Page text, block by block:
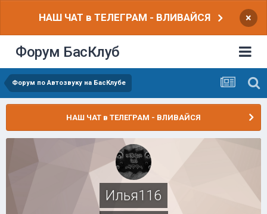
НАШ ЧАТ в ТЕЛЕГРАМ - ВЛИВАЙСЯ ×
Форум БасКлуб
Форум по Автозвуку на БасКлубе
НАШ ЧАТ в ТЕЛЕГРАМ - ВЛИВАЙСЯ
Илья116